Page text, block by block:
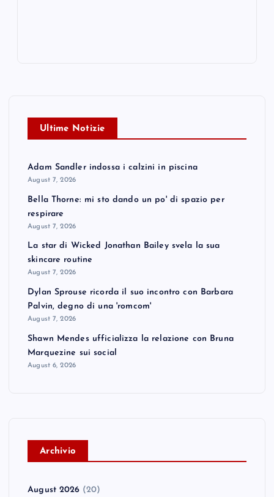
Ultime Notizie
Adam Sandler indossa i calzini in piscina
August 7, 2026
Bella Thorne: mi sto dando un po' di spazio per
respirare
August 7, 2026
La star di Wicked Jonathan Bailey svela la sua
skincare routine
August 7, 2026
Dylan Sprouse ricorda il suo incontro con Barbara
Palvin, degno di una 'romcom'
August 7, 2026
Shawn Mendes ufficializza la relazione con Bruna
Marquezine sui social
August 6, 2026
Archivio
August 2026 (20)